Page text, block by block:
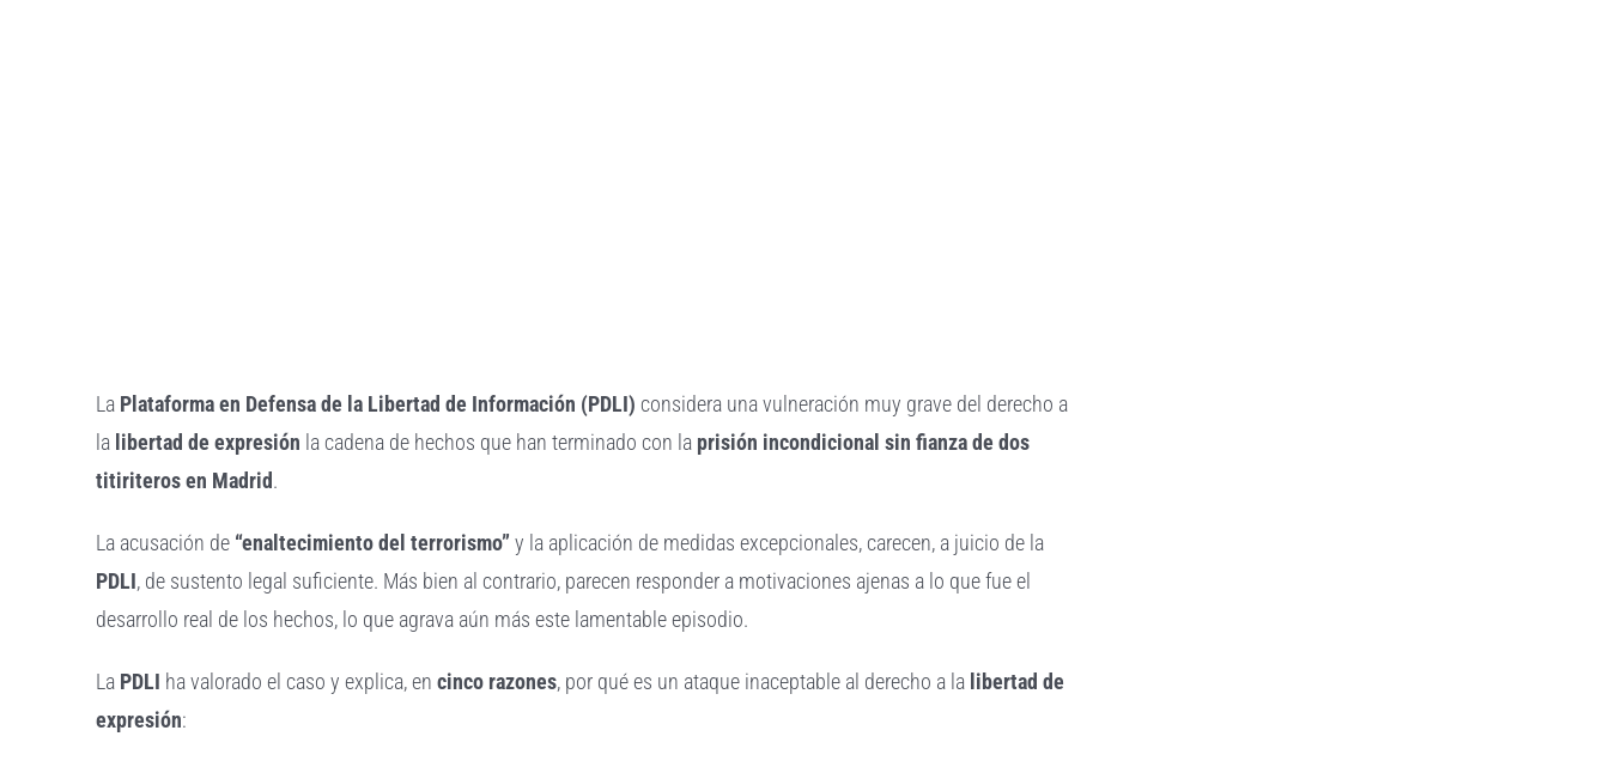
La Plataforma en Defensa de la Libertad de Información (PDLI) considera una vulneración muy grave del derecho a
la libertad de expresión la cadena de hechos que han terminado con la prisión incondicional sin fianza de dos
titiriteros en Madrid.
La acusación de “enaltecimiento del terrorismo” y la aplicación de medidas excepcionales, carecen, a juicio de la
PDLI, de sustento legal suficiente. Más bien al contrario, parecen responder a motivaciones ajenas a lo que fue el
desarrollo real de los hechos, lo que agrava aún más este lamentable episodio.
La PDLI ha valorado el caso y explica, encinco razones, por qué es un ataque inaceptable al derecho a la libertad de
expresión: